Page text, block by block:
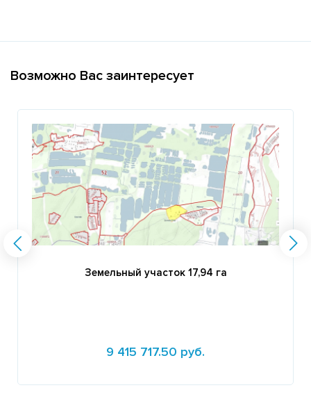
Возможно Вас заинтересует
Земельный участок 17,94 га
9 415 717.50 руб.